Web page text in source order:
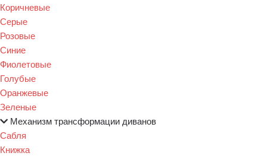
Коричневые
Серые
Розовые
Синие
Фиолетовые
Голубые
Оранжевые
Зеленые
Механизм трансформации диванов
Сабля
Книжка